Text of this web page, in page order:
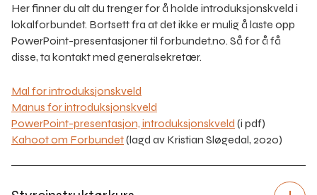
Her finner du alt du trenger for å holde introduksjonskveld i
lokalforbundet. Bortsett fra at det ikke er mulig å laste opp
PowerPoint-presentasjoner til forbundet.no. Så for å få
disse, ta kontakt med generalsekretær.
Mal for introduksjonskveld
Manus for introduksjonskveld
PowerPoint-presentasjon, introduksjonskveld (i pdf)
Kahoot om Forbundet(lagd av Kristian Sløgedal, 2020)